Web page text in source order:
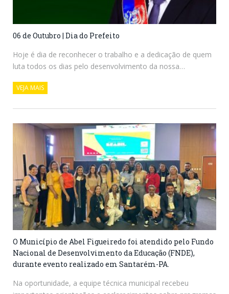
06 de Outubro | Dia do Prefeito
Hoje é dia de reconhecer o trabalho e a dedicação de quem
luta todos os dias pelo desenvolvimento da nossa…
VEJA MAIS
O Município de Abel Figueiredo foi atendido pelo Fundo
Nacional de Desenvolvimento da Educação (FNDE),
durante evento realizado em Santarém-PA.
Na oportunidade, a equipe técnica municipal recebeu